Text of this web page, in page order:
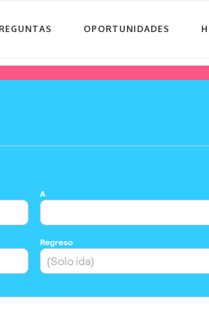
OPORTUNIDADES